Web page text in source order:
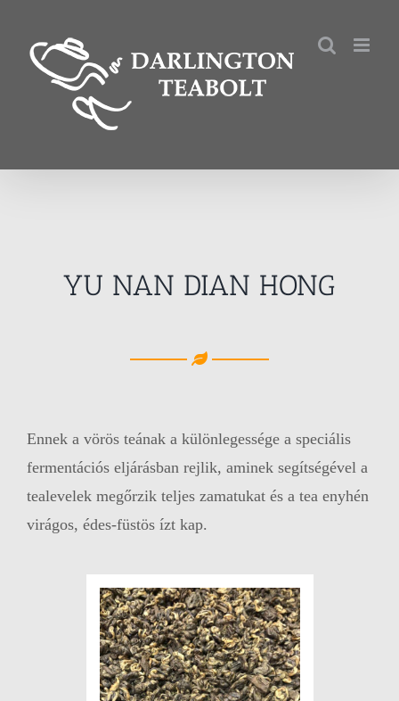
YU NAN DIAN HONG
Ennek a vörös teának a különlegessége a speciális
fermentációs eljárásban rejlik, aminek segítségével a
tealevelek megőrzik teljes zamatukat és a tea enyhén
virágos, édes-füstös ízt kap.